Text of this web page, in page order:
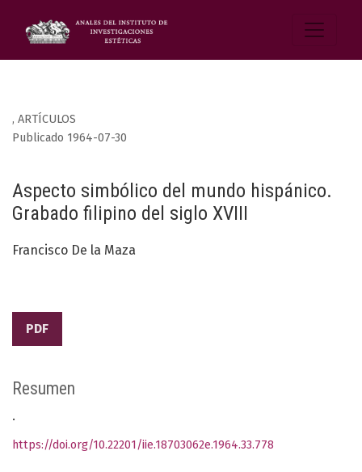
, ARTÍCULOS
Aspecto simbólico del mundo hispánico.
Grabado filipino del siglo XVIII
Publicado 1964-07-30
Francisco De la Maza
PDF
Resumen
.
https://doi.org/10.22201/iie.18703062e.1964.33.778